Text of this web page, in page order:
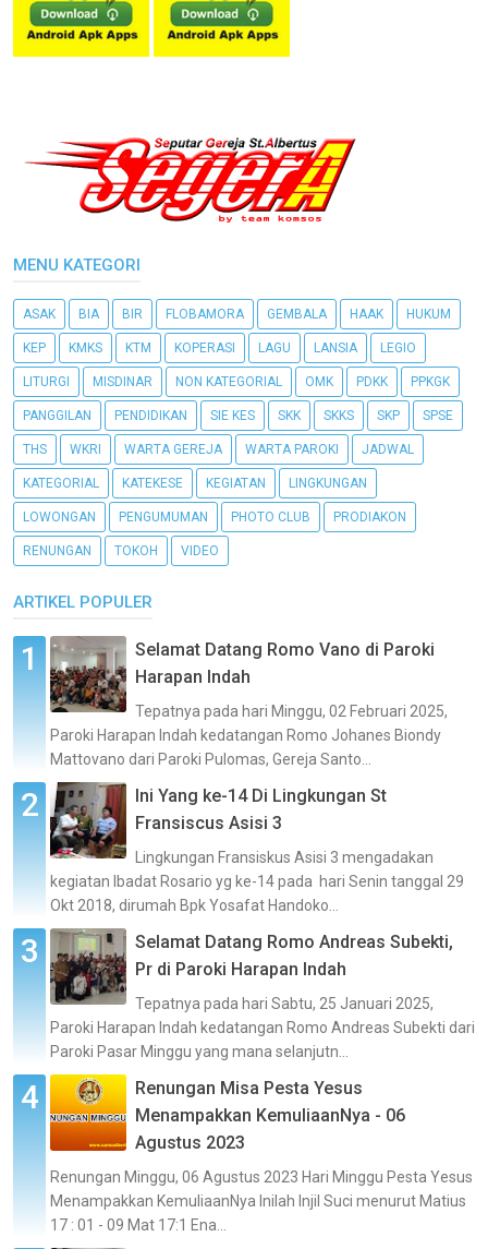
MENU KATEGORI
ASAK BIA BIR FLOBAMORA GEMBALA HAAK HUKUM
KEP KMKS KTM KOPERASI LAGU LANSIA LEGIO
LITURGI MISDINAR NON KATEGORIAL OMK PDKK PPKGK
PANGGILAN PENDIDIKAN SIE KES SKK SKKS SKP SPSE
THS WKRI WARTA GEREJA WARTA PAROKI JADWAL
KATEGORIAL KATEKESE KEGIATAN LINGKUNGAN
LOWONGAN PENGUMUMAN PHOTO CLUB PRODIAKON
RENUNGAN TOKOH VIDEO
ARTIKEL POPULER
Selamat Datang Romo Vano di Paroki
Harapan Indah
Tepatnya pada hari Minggu, 02 Februari 2025,
Paroki Harapan Indah kedatangan Romo Johanes Biondy
Mattovano dari Paroki Pulomas, Gereja Santo...
Ini Yang ke-14 Di Lingkungan St
Fransiscus Asisi 3
Lingkungan Fransiskus Asisi 3 mengadakan
kegiatan Ibadat Rosario yg ke-14 pada hari Senin tanggal 29
Okt 2018, dirumah Bpk Yosafat Handoko...
Selamat Datang Romo Andreas Subekti,
Pr di Paroki Harapan Indah
Tepatnya pada hari Sabtu, 25 Januari 2025,
Paroki Harapan Indah kedatangan Romo Andreas Subekti dari
Paroki Pasar Minggu yang mana selanjutn...
Renungan Misa Pesta Yesus
Menampakkan KemuliaanNya - 06
Agustus 2023
Renungan Minggu, 06 Agustus 2023 Hari Minggu Pesta Yesus
Menampakkan KemuliaanNya Inilah Injil Suci menurut Matius
17 : 01 - 09 Mat 17:1 Ena...